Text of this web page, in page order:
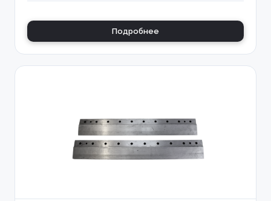
Подробнее